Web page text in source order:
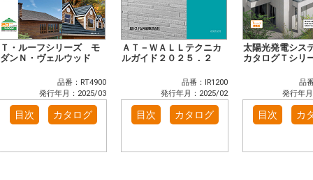
Ｔ・ルーフシリーズ モ
ダンＮ・ヴェルウッド
品番：RT4900
発行年月：2025/03
目次 カタログ
ＡＴ－ＷＡＬＬテクニカ
ルガイド２０２５．２
品番：IR1200
発行年月：2025/02
目次 カタログ
太陽光発電シス
カタログＴシリ
品
発行年
目次 カ